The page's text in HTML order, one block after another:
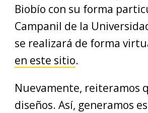
Biobío con su forma
Campanil de la
se realizará de forma
en este sitio.
Nuevamente, reiteramos
diseños. Así, generamos